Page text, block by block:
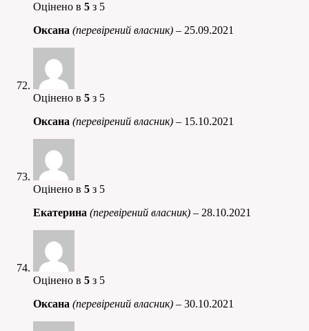
Оцінено в 5 з 5
Оксана (перевірений власник) – 25.09.2021
Оцінено в 5 з 5
Оксана (перевірений власник) – 15.10.2021
Оцінено в 5 з 5
Екатерина (перевірений власник) – 28.10.2021
Оцінено в 5 з 5
Оксана (перевірений власник) – 30.10.2021